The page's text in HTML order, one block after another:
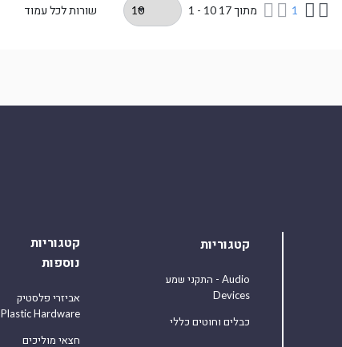
שורות לכל עמוד 1 - 10 מתוך17 1
קטגוריות
התקני שמע - Audio
Devices
כבלים וחוטים כללי
קטגוריות
נוספות
אביזרי פלסטיק
Plastic Hardware
חצאי מוליכים